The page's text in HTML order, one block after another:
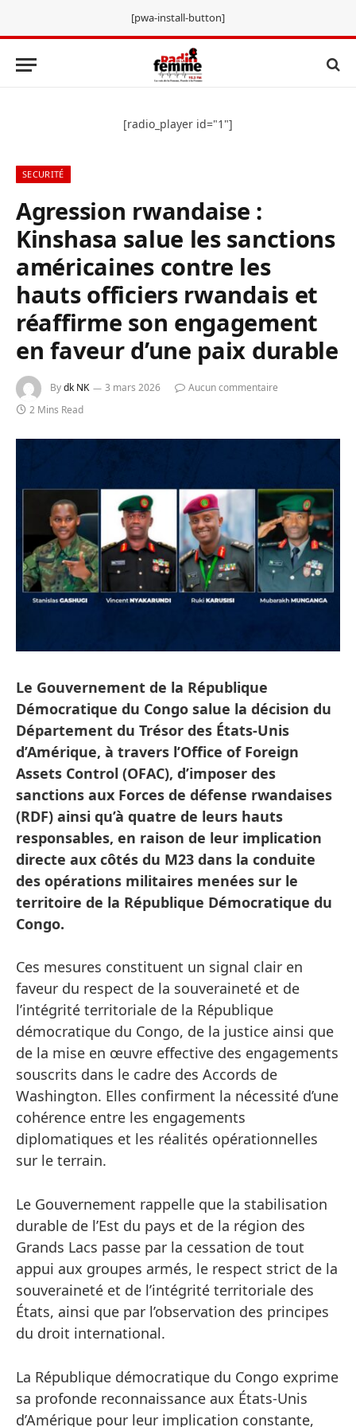
[pwa-install-button]
[radio_player id="1"]
SECURITÉ
Agression rwandaise :
Kinshasa salue les sanctions
américaines contre les
hauts officiers rwandais et
réaffirme son engagement
en faveur d’une paix durable
Bydk NK 3 mars 2026
Aucun commentaire
2 Mins Read
Le Gouvernement de la République
Démocratique du Congo salue la décision du
Département du Trésor des États-Unis
d’Amérique, à travers l’Office of Foreign
Assets Control (OFAC), d’imposer des
sanctions aux Forces de défense rwandaises
(RDF) ainsi qu’à quatre de leurs hauts
responsables, en raison de leur implication
directe aux côtés du M23 dans la conduite
des opérations militaires menées sur le
territoire de la République Démocratique du
Congo.
Ces mesures constituent un signal clair en
faveur du respect de la souveraineté et de
l’intégrité territoriale de la République
démocratique du Congo, de la justice ainsi que
de la mise en œuvre effective des engagements
souscrits dans le cadre des Accords de
Washington. Elles confirment la nécessité d’une
cohérence entre les engagements
diplomatiques et les réalités opérationnelles
sur le terrain.
Le Gouvernement rappelle que la stabilisation
durable de l’Est du pays et de la région des
Grands Lacs passe par la cessation de tout
appui aux groupes armés, le respect strict de la
souveraineté et de l’intégrité territoriale des
États, ainsi que par l’observation des principes
du droit international.
La République démocratique du Congo exprime
sa profonde reconnaissance aux États-Unis
d’Amérique pour leur implication constante,